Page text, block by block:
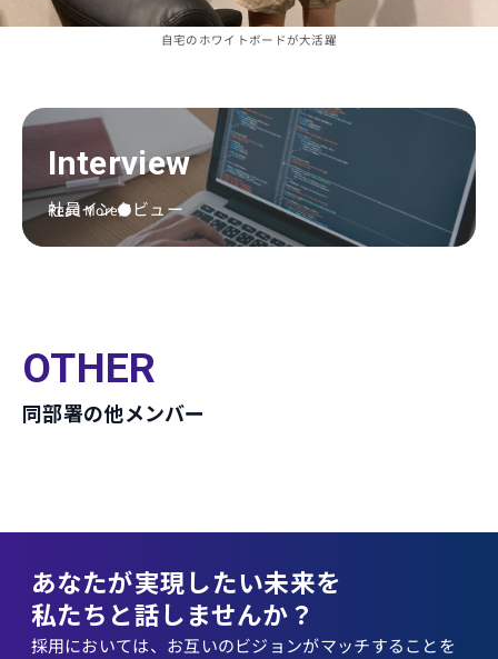
自宅のホワイトボードが大活躍
Interview
社員インタビュー
Read More
OTHER
同部署の他メンバー
あなたが実現したい未来を
私たちと話しませんか？
採用においては、お互いのビジョンがマッチすることを